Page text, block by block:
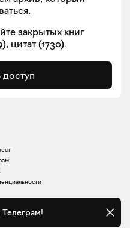
закрытых книг
), цитат (1730).
доступ